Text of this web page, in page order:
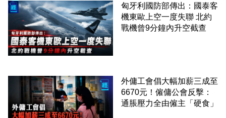
匈牙利國防部傳出：國泰客
機東歐上空一度失聯 北約
戰機曾9分鐘內升空截查
外傭工會倡大幅加薪三成至
6670元！僱傭公會反擊：
通脹壓力全由僱主「硬食」